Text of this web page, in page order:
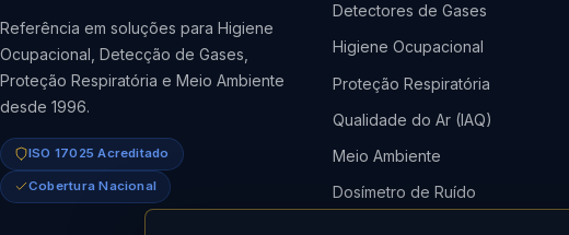
Referência em soluções para Higiene
Ocupacional, Detecção de Gases,
Proteção Respiratória e Meio Ambiente
desde 1996.
ISO 17025 Acreditado
Cobertura Nacional
Detectores de Gases
Higiene Ocupacional
Proteção Respiratória
Qualidade do Ar (IAQ)
Meio Ambiente
Dosímetro de Ruído